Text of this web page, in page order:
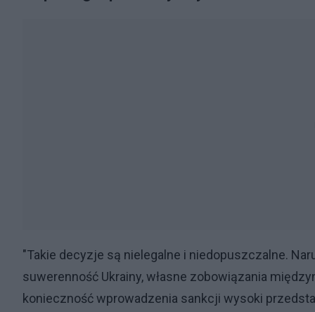
"Takie decyzje są nielegalne i niedopuszczalne.
suwerenność Ukrainy, własne zobowiązania
konieczność wprowadzenia sankcji wysoki